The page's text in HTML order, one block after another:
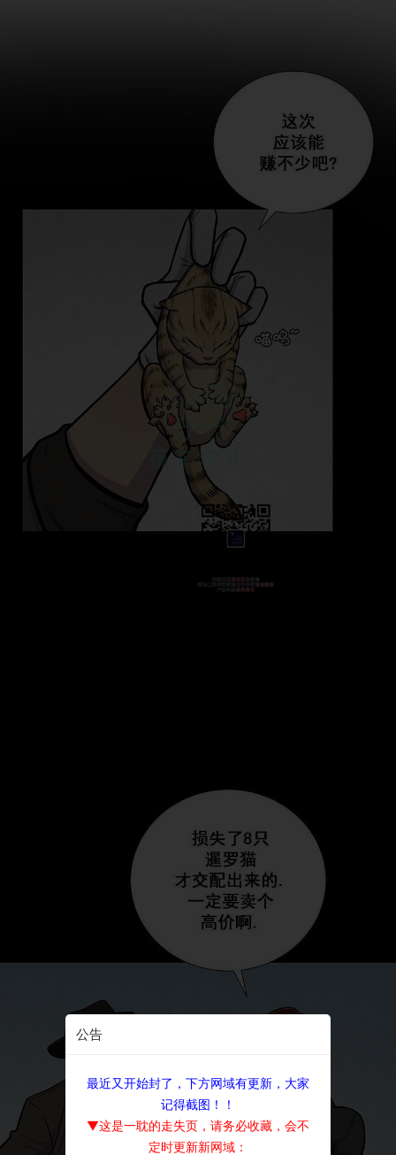
公告
最近又开始封了，下方网域有更新，大家
记得截图！！
▼这是一耽的走失页，请务必收藏，会不
定时更新新网域：